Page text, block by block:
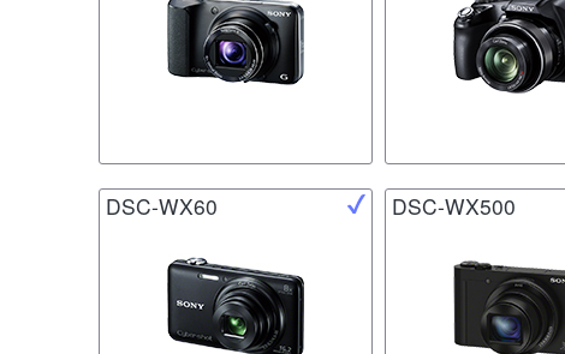
DSC-WX60 DSC-WX500